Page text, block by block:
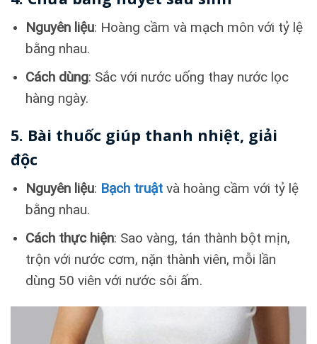
Nguyên liệu: Hoàng cầm và mạch môn với tỷ lệ
bằng nhau.
Cách dùng: Sắc với nước uống thay nước lọc
hàng ngày.
5. Bài thuốc giúp thanh nhiệt, giải
độc
Nguyên liệu: Bạch truậtvà hoàng cầm với tỷ lệ
bằng nhau.
Cách thực hiện: Sao vàng, tán thành bột mịn,
trộn với nước cơm, nặn thành viên, mỗi lần
dùng 50 viên với nước sôi ấm.